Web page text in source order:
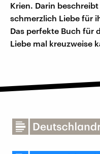
Krien. Darin
schmerzlich Liebe für
Das perfekte Buch für
Liebe mal kreuzweise